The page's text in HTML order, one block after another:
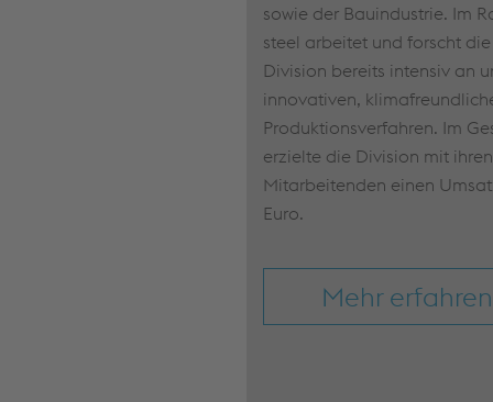
sowie der Bauindustrie. Im
steel arbeitet und forscht
Division bereits intensiv an
innovativen,
Produktionsverfahren. Im
erzielte die Division mit
Mitarbeitenden einen
Euro.
Mehr erfahren